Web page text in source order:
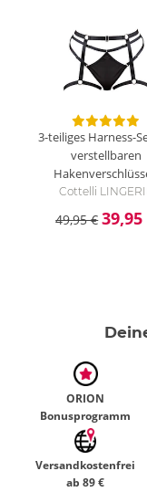
3-teiliges Harness-
verstellbaren
Cottelli
49,95 € 39,95
ORION
Bonusprogramm
Versandkostenfrei
ab 89 €